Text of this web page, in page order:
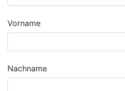
Vorname
Nachname